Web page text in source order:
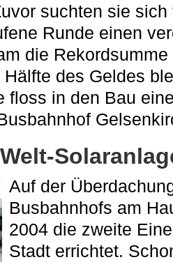
suchten sie
Runde einen
die
des Geldes
floss in den Bau
Auf der
Busbahnhofs am
2004 die zweite
Stadt errichtet.